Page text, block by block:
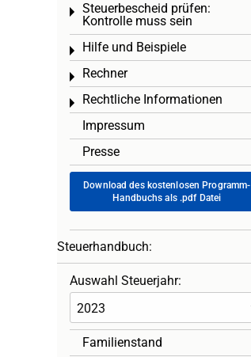
Steuerbescheid prüfen:
Kontrolle muss sein
Toggle menu
Hilfe und Beispiele
Toggle menu
Rechner
Toggle menu
Rechtliche Informationen
Toggle menu
Impressum
Presse
Download des kostenlosen Programm-
Handbuchs als .pdf Datei
Steuerhandbuch:
Auswahl Steuerjahr:
Familienstand